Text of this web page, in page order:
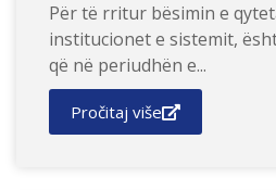
Për të rritur bësimin e
institucionet e sistemit,
që në periudhën e...
Pročitaj više